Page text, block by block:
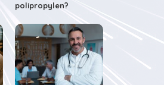
polipropylen?